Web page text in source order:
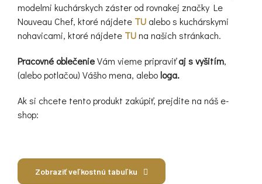
modelmi kuchárskych záster od rovnakej značky Le
Nouveau Chef, ktoré nájdete TU alebo s kuchárskymi
nohavicami, ktoré nájdete TUna našich stránkach.
Pracovné oblečenieVám vieme pripraviťaj s vyšitím,
(alebo potlačou) Vášho mena, alebologa.
Ak si chcete tento produkt zakúpiť, prejdite na náš e-
shop:
Zobraziť veľkostnú tabuľku